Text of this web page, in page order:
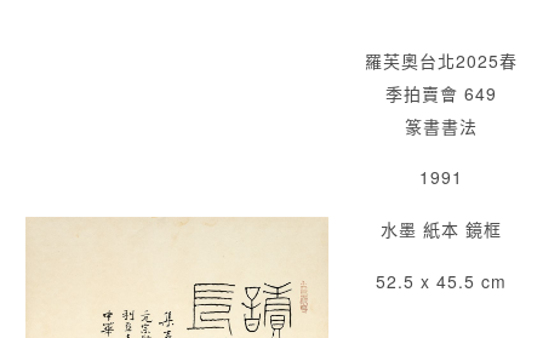
羅芙奧台北2025春
季拍賣會 649
篆書書法
1991
水墨 紙本 鏡框
52.5 x 45.5 cm